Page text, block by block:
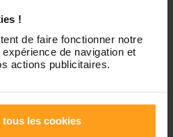
!
de faire fonctionner notre
de navigation et
actions publicitaires.
les cookies
de 00:00 à 00:00
de Nathalie ?
nous